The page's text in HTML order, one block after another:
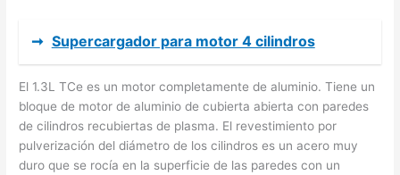
➞ Supercargador para motor 4 cilindros
El 1.3L TCe es un motor completamente de aluminio. Tiene un
bloque de motor de aluminio de cubierta abierta con paredes
de cilindros recubiertas de plasma. El revestimiento por
pulverización del diámetro de los cilindros es un acero muy
duro que se rocía en la superficie de las paredes con un